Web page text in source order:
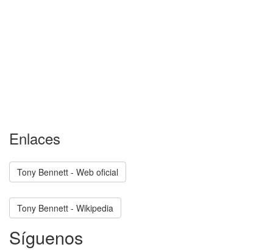
Enlaces
Tony Bennett - Web oficial
Tony Bennett - Wikipedia
Síguenos